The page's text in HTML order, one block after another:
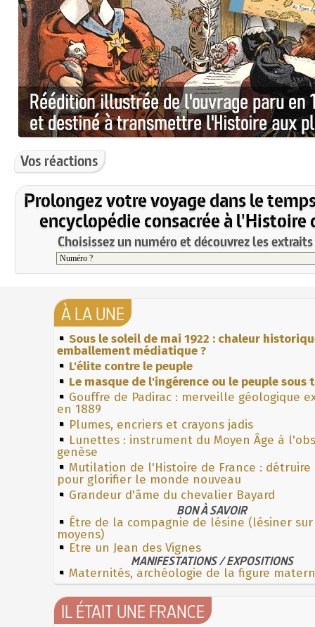
Vos réactions
Prolongez votre voyage dans le
encyclopédie consacrée à l'Histoire
Choisissez un numéro et découvrez les
À LA UNE
Sous le soleil de mai 1922 : chaleur
emballement médiatique ?
L'élite contre le peuple
Le masque de l'ingérence ou le peuple sous
Gouffre de Padirac : merveille géologique
en 1889
Plumes, encriers et crayons jadis
Lunettes : instrument du Moyen Âge à
genèse
Mutilation de l'Histoire de France : détruire
pour glorifier le monde nouveau
Grandeur d'âme du chevalier Bayard
BON À SAVOIR
Être de la compagnie de lésine (lésiner
moyens)
Etre un Jean des Vignes
MANIFESTATIONS / EXPOSITIONS
Maternités, archéologie de la figure
IL ÉTAIT UNE FRANCE